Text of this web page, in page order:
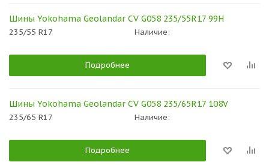
Шины Yokohama Geolandar CV G058 235/55R17 99H
235/55 R17 Наличие:
Подробнее
Шины Yokohama Geolandar CV G058 235/65R17 108V
235/65 R17 Наличие:
Подробнее